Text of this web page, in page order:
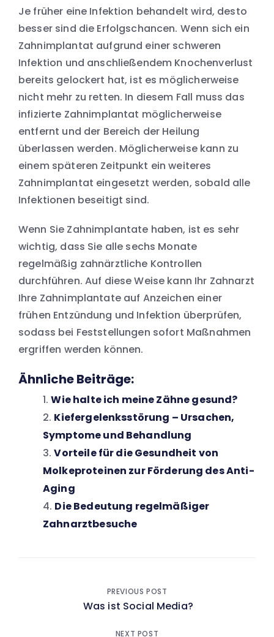
Je früher eine Infektion behandelt wird, desto
besser sind die Erfolgschancen. Wenn sich ein
Zahnimplantat aufgrund einer schweren
Infektion und anschließendem Knochenverlust
bereits gelockert hat, ist es möglicherweise
nicht mehr zu retten. In diesem Fall muss das
infizierte Zahnimplantat möglicherweise
entfernt und der Bereich der Heilung
überlassen werden. Möglicherweise kann zu
einem späteren Zeitpunkt ein weiteres
Zahnimplantat eingesetzt werden, sobald alle
Infektionen beseitigt sind.
Wenn Sie Zahnimplantate haben, ist es sehr
wichtig, dass Sie alle sechs Monate
regelmäßig zahnärztliche Kontrollen
durchführen. Auf diese Weise kann Ihr Zahnarzt
Ihre Zahnimplantate auf Anzeichen einer
frühen Entzündung und Infektion überprüfen,
sodass bei Feststellungen sofort Maßnahmen
ergriffen werden können.
Ähnliche Beiträge:
Wie halte ich meine Zähne gesund?
Kiefergelenksstörung – Ursachen,
Symptome und Behandlung
Vorteile für die Gesundheit von
Molkeproteinen zur Förderung des Anti-
Aging
Die Bedeutung regelmäßiger
Zahnarztbesuche
Beitragsnavigation
PREVIOUS POST
Was ist Social Media?
NEXT POST